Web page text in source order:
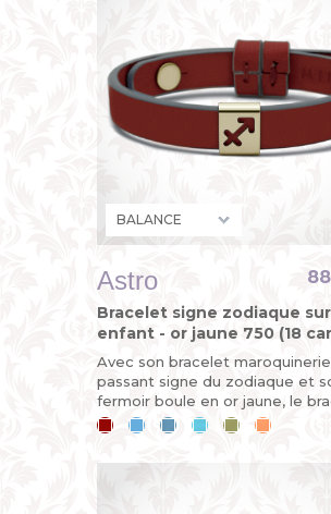
Astro
Bracelet signe zodiaque
enfant - or jaune 750 (18
Avec son bracelet
passant signe du zodiaque et
fermoir boule en or jaune, le
ASTRO est évolutif. Horoscope
CeriseBleuBleuBleuKaki